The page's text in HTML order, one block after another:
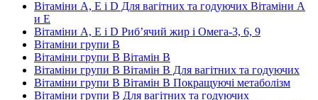
Вітаміни А, Е і D Для вагітних та годуючих Вітаміни А
и E
Вітаміни А, Е і D Риб’ячий жир і Омега-3, 6, 9
Вітаміни групи В
Вітаміни групи В Вітамін B
Вітаміни групи В Вітамін B Для вагітних та годуючих
Вітаміни групи В Вітамін B Покращуючі метаболізм
Вітаміни групи В Для вагітних та годуючих